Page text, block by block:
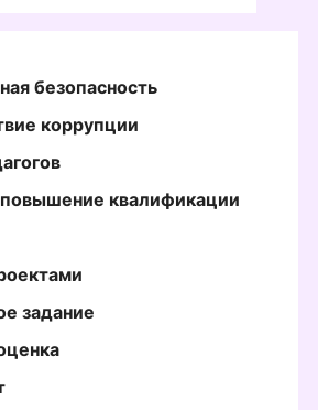
безопасность
коррупции
квалификации
задание